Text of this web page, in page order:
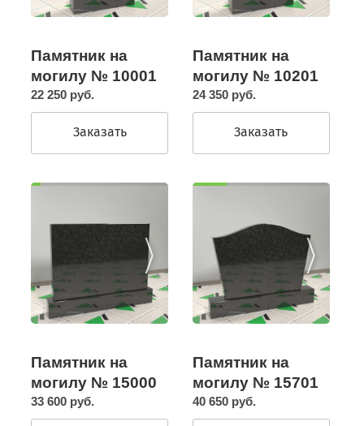
Памятник на
могилу № 10001
22 250 руб.
Заказать
Памятник на
могилу № 10201
24 350 руб.
Заказать
Памятник на
могилу № 15000
33 600 руб.
Памятник на
могилу № 15701
40 650 руб.